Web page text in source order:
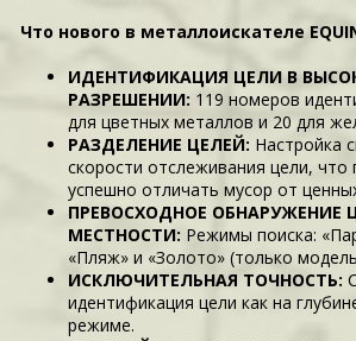
Что нового в металлоискателе
ИДЕНТИФИКАЦИЯ ЦЕЛИ В
РАЗРЕШЕНИИ: 119 номеров
для цветных металлов и 20 для
РАЗДЕЛЕНИЕ ЦЕЛЕЙ: Настройка
скорости отслеживания цели, что
успешно отличать мусор от
ПРЕВОСХОДНОЕ ОБНАРУЖЕНИЕ
МЕСТНОСТИ: Режимы поиска:
«Пляж» и «Золото» (только
ИСКЛЮЧИТЕЛЬНАЯ ТОЧНОСТЬ:
идентификация цели как на
режиме.